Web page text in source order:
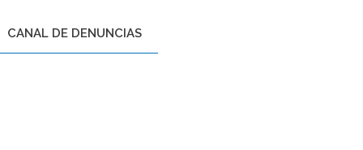
CANAL DE DENUNCIAS